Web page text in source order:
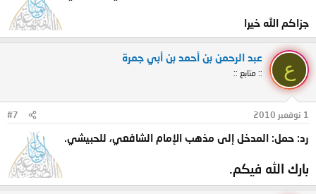
جزاكم الله خيرا
ع
عبد الرحمن بن أحمد بن أبي جمرة
:: متابع ::
1 نوفمبر 2010 #7
رد: حمل: المدخل إلى مذهب الإمام الشافعي، للحبيشي.
بارك الله فيكم.